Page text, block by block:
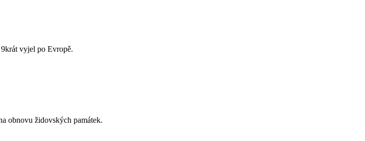
vyjel po Evropě.
obnovu židovských památek.